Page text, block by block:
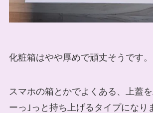
化粧箱はやや厚めで頑丈そうです。
スマホの箱とかでよくある、上蓋
ーっ｣っと持ち上げるタイプになり